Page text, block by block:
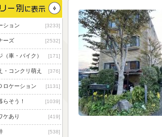
ション 3233
ーズ 2532
（車・バイク） 171
・コンクリ萌え 376
ロケーション 1131
らそう！ 1039
ケあり 419
538